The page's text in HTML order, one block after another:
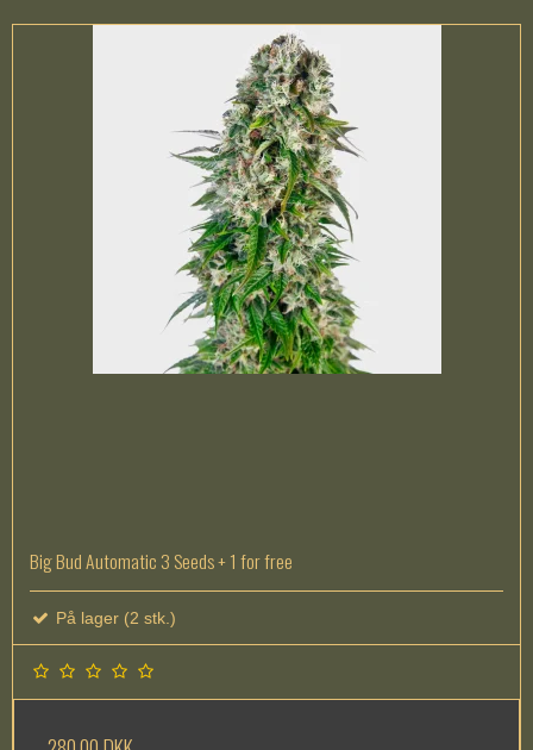
Big Bud Automatic 3 Seeds + 1 for free
På lager (2 stk.)